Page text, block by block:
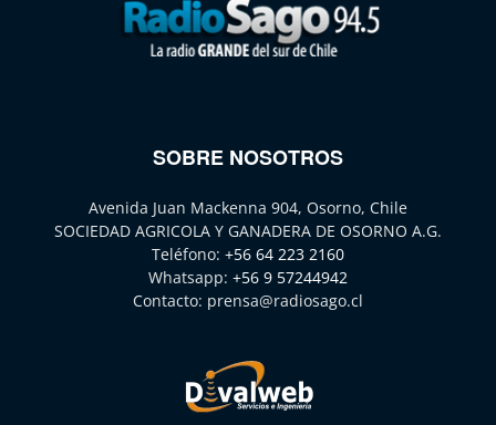
SOBRE NOSOTROS
Avenida Juan Mackenna 904, Osorno, Chile
SOCIEDAD AGRICOLA Y GANADERA DE OSORNO A.G.
Teléfono: +56 64 223 2160
Whatsapp: +56 9 57244942
Contacto: prensa@radiosago.cl